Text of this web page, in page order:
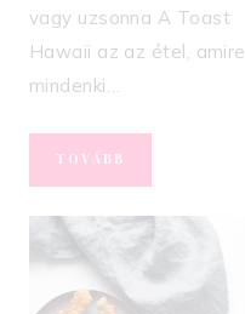
vagy uzsonna A Toast
Hawaii az az étel, amire
mindenki…
TOVÁBB
SZELET
ANANÁSSZAL